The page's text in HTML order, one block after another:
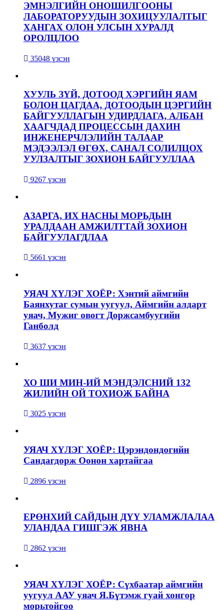
ЭМНЭЛГИЙН ОНОШИЛГООНЫ
ЛАБОРАТОРУУДЫН ЗОХИЦУУЛАЛТЫГ
ХАНГАХ ОЛОН УЛСЫН ХУРАЛД
ОРОЛЦЛОО
35048 үзсэн
ХУУЛЬ ЗҮЙ, ДОТООД ХЭРГИЙН ЯАМ
БОЛОН ЦАГДАА, ДОТООДЫН ЦЭРГИЙН
БАЙГУУЛЛАГЫН УДИРДЛАГА, АЛБАН
ХААГЧДАД ПРОЦЕССЫН ДАХИН
ИНЖЕНЕРЧЛЭЛИЙН ТАЛААР
МЭДЭЭЛЭЛ ӨГӨХ, САНАЛ СОЛИЛЦОХ
УУЛЗАЛТЫГ ЗОХИОН БАЙГУУЛЛАА
9267 үзсэн
АЗАРГА, ИХ НАСНЫ МОРЬДЫН
УРАЛДААН АМЖИЛТТАЙ ЗОХИОН
БАЙГУУЛАГДЛАА
5661 үзсэн
УЯАЧ ХҮЛЭГ ХОЁР: Хэнтий аймгийн
Баянхутаг сумын уугуул, Аймгийн алдарт
уяач, Мужиг овогт Доржсамбуугийн
Ганболд
3637 үзсэн
ХО ШИ МИН-ИЙ МЭНДЭЛСНИЙ 132
ЖИЛИЙН ОЙ ТОХИОЖ БАЙНА
3025 үзсэн
УЯАЧ ХҮЛЭГ ХОЁР: Цэрэндондогийн
Сандагдорж Оонон хартайгаа
2896 үзсэн
ЕРӨНХИЙ САЙДЫН ДҮҮ УЛАМЖЛАЛАА
УЛАНДАА ГИШГЭЖ ЯВНА
2862 үзсэн
УЯАЧ ХҮЛЭГ ХОЁР: Сүхбаатар аймгийн
уугуул ААУ уяач Я.Бүтэмж гуай хонгор
морьтойгоо